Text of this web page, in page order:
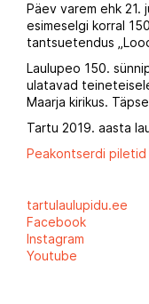
Päev varem ehk
esimeselgi korral
tantsuetendus
Laulupeo 150.
ulatavad
Maarja kirikus.
Tartu 2019. aasta
Peakontserdi piletid
tartulaulupidu.ee
Facebook
Instagram
Youtube